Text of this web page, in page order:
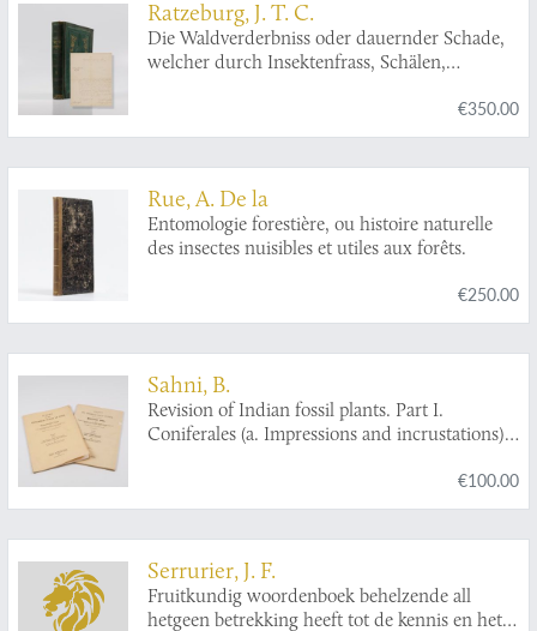
Ratzeburg, J. T. C.
Die Waldverderbniss oder dauernder Schade,
welcher durch Insektenfrass, Schälen,
Ergänzungswerk zu den Abbildung und
entomologischer Anhang.
€350.00
Rue, A. De la
Entomologie forestière, ou histoire naturelle
des insectes nuisibles et utiles aux forêts.
€250.00
Sahni, B.
Revision of Indian fossil plants. Part I.
Coniferales (a. Impressions and incrustations).
€100.00
Serrurier, J. F.
Fruitkundig woordenboek behelzende all
hetgeen betrekking heeft tot de kennis en het